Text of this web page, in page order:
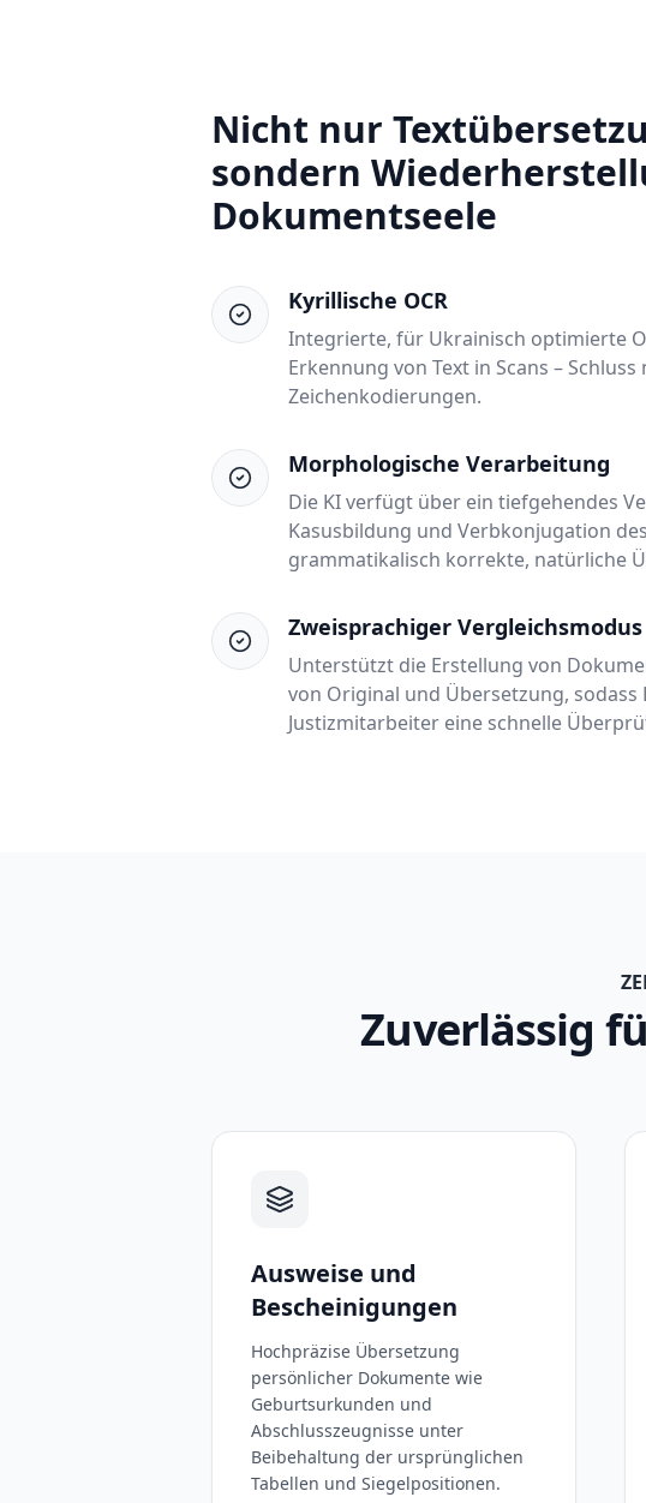
Nicht nur
sondern
Dokumentseele
Kyrillische OCR
Integrierte, für Ukrainisch optimierte
Erkennung von Text in Scans –
Zeichenkodierungen.
Morphologische Verarbeitung
Die KI verfügt über ein tiefgehendes
Kasusbildung und Verbkonjugation
grammatikalisch korrekte, natürliche
Zweisprachiger Vergleichsmodus
Unterstützt die Erstellung von
von Original und Übersetzung, sodass
Justizmitarbeiter eine schnelle
Zuverlässig
Ausweise und
Bescheinigungen
Hochpräzise Übersetzung
persönlicher Dokumente wie
Geburtsurkunden und
Abschlusszeugnisse unter
Beibehaltung der ursprünglichen
Tabellen und Siegelpositionen.